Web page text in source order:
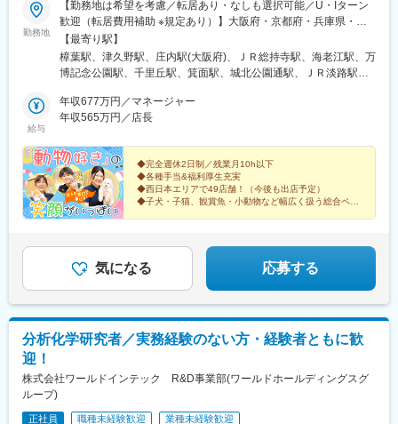
勤務地
【勤務地は希望を考慮／転居あり・なしも選択可能／U・Iターン
歓迎（転居費用補助 ※規定あり）】大阪府・京都府・兵庫県・奈
良県・和歌山県・愛知県・徳島県・高知県・香川県・愛媛県・広
島県・鳥取県・島根県・福岡県の直営店舗◎現在、愛知県・鳥取
県・中国地方エリアを積極採用中です！＜勤務地＞■大阪府／大阪
市・豊中市・枚方市・高槻市■京都府／京都市・八幡市・木津川市
■兵庫県／西宮市・伊丹市・加古川市・明石市・神戸市■奈良県／
市■愛知県／名古屋市・日進市・知多市・江南市■徳島県／板野郡
藍住町■香川県／高松市■愛媛県／今治市・伊予郡松前町■高知県
／高知市■広島県／広島市・福山市・廿日市市 ■鳥取県／鳥取市■
島根県／出雲市・松江市■福岡県／筑紫野市・北九州市◎受動喫煙
対策：分煙※喫煙所あり
【最寄り駅】
樟葉駅、津久野駅、庄内駅(大阪府)、ＪＲ総持寺駅、海老江駅、万
博記念公園駅、千里丘駅、箕面駅、城北公園通駅、ＪＲ淡路駅、
田駅、井原里駅、住之江公園駅、西二見駅、伊丹駅(阪急線)、加古
川駅、春日野道駅(阪神線)、西ノ京駅、大和高田駅、笠縫駅、浮孔
都芸術大学駅、東松江駅(和歌山県)、江南駅(愛知県)、古見駅(愛知
県)、港区役所駅、赤池駅(愛知県)、勝瑞駅、高知駅、伏石駅、古
泉駅、今治駅、道上駅、廿日市市役所前・平良駅、商工センター
入口駅、湖山駅、松江駅、出雲市駅、朝倉街道駅、西小倉駅、野
田駅(阪神線)、公園東口駅、下新庄駅、大小路駅、岩屋駅(兵庫
駅、平和通駅、野田阪神駅、淡路駅、花田口駅、灘駅、草津南
駅、小倉駅(福岡県)
給与
年収677万円／マネージャー
年収565万円／店長
◆完全週休2日制／残業月10h以下
◆各種手当&福利厚生充実
◆西日本エリアで49店舗！（今後も出店予定）
◆子犬・子猫、観賞魚・小動物など幅広く扱う総合ペッ
気になる 応募する
分析化学研究者／実務経験のない方・経験者ともに歓
迎！
株式会社ワールドインテック R&D事業部(ワールドホールディングスグ
ループ)
正社員 職種未経験歓迎 業種未経験歓迎